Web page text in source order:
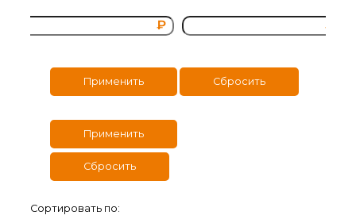
₽ ₽
Применить Сбросить
Применить
Сбросить
Сортировать по: